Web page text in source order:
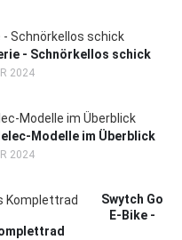
- Schnörkellos schick
2024
Modelle im Überblick
2024
Swytch Go
E-Bike -